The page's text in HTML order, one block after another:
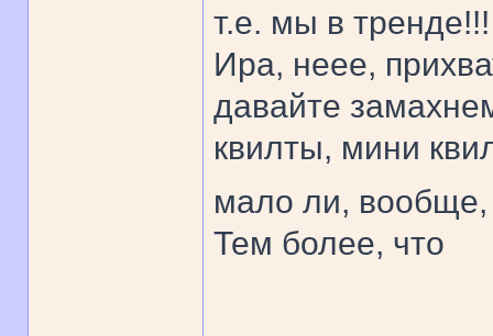
т.е. мы в
Ира, неее,
давайте
квилты, мини
мало ли,
Тем более, что